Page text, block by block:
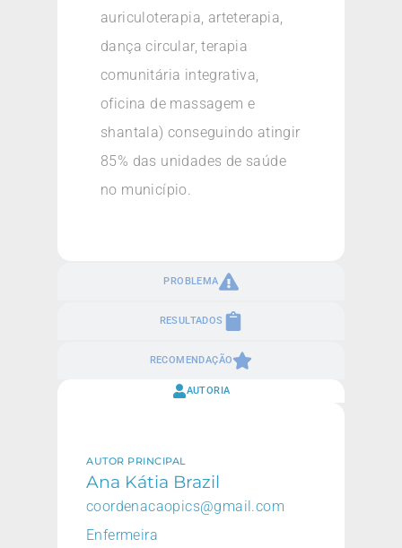
PROBLEMA
RESULTADOS
RECOMENDAÇÃO
auriculoterapia, arteterapia,
dança circular, terapia
comunitária integrativa,
oficina de massagem e
shantala) conseguindo atingir
85% das unidades de saúde
no município.
AUTORIA
AUTOR PRINCIPAL
Ana Kátia Brazil
coordenacaopics@gmail.com
Enfermeira